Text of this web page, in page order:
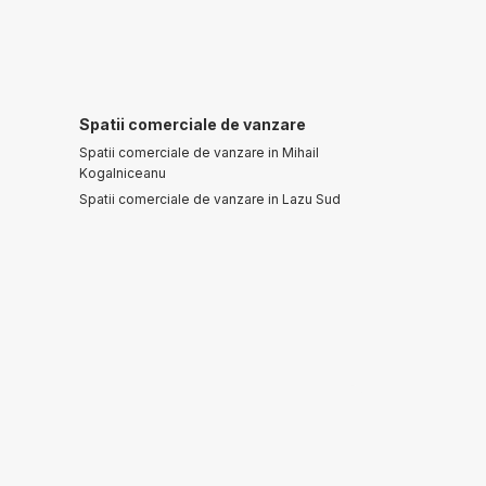
Spatii comerciale de vanzare
Spatii comerciale de vanzare in Mihail
Kogalniceanu
Spatii comerciale de vanzare in Lazu Sud